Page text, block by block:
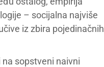
– socijalna najviše
iz zbira pojedinačnih
sopstveni naivni